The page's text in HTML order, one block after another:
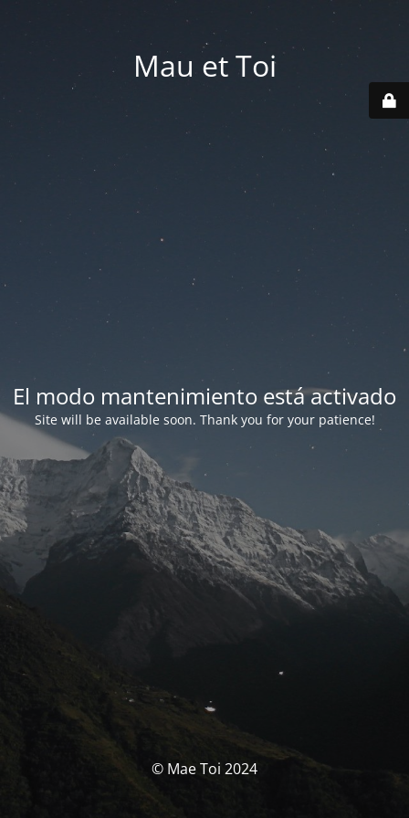
Mau et Toi
El modo mantenimiento está activado
Site will be available soon. Thank you for your patience!
© Mae Toi 2024